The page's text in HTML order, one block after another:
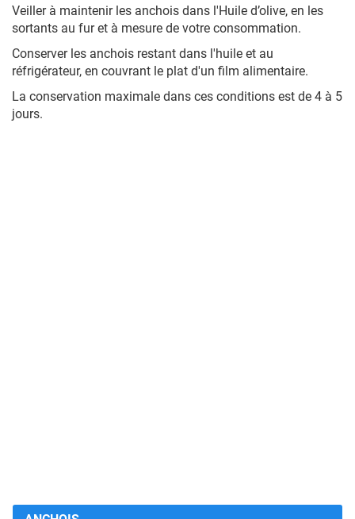
Veiller à maintenir les anchois dans l'Huile d’olive, en les
sortants au fur et à mesure de votre consommation.
Conserver les anchois restant dans l'huile et au
réfrigérateur, en couvrant le plat d'un film alimentaire.
La conservation maximale dans ces conditions est de 4 à 5
jours.